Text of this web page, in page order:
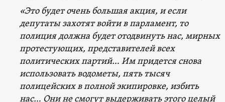
«Это будет очень большая акция, и если
депутаты захотят войти в парламент, то
полиция должна будет отодвинуть нас, мирных
протестующих, представителей всех
политических партий… Им придется снова
использовать водометы, пять тысяч
полицейских в полной экипировке, избить
нас… Они не смогут выдерживать этого целый